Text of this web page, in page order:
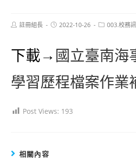
Post註冊組長
Post2022-10-26
Post003.校務
下載→國立臺南海
學習歷程檔案作業
Post Views: 193
相關內容